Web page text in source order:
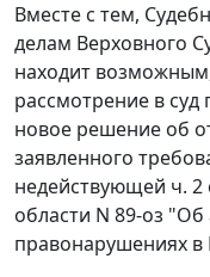
Вместе с тем,
делам Верховного
находит
рассмотрение в
новое решение об
заявленного
недействующей ч. 2
области N 89-оз
правонарушениях в